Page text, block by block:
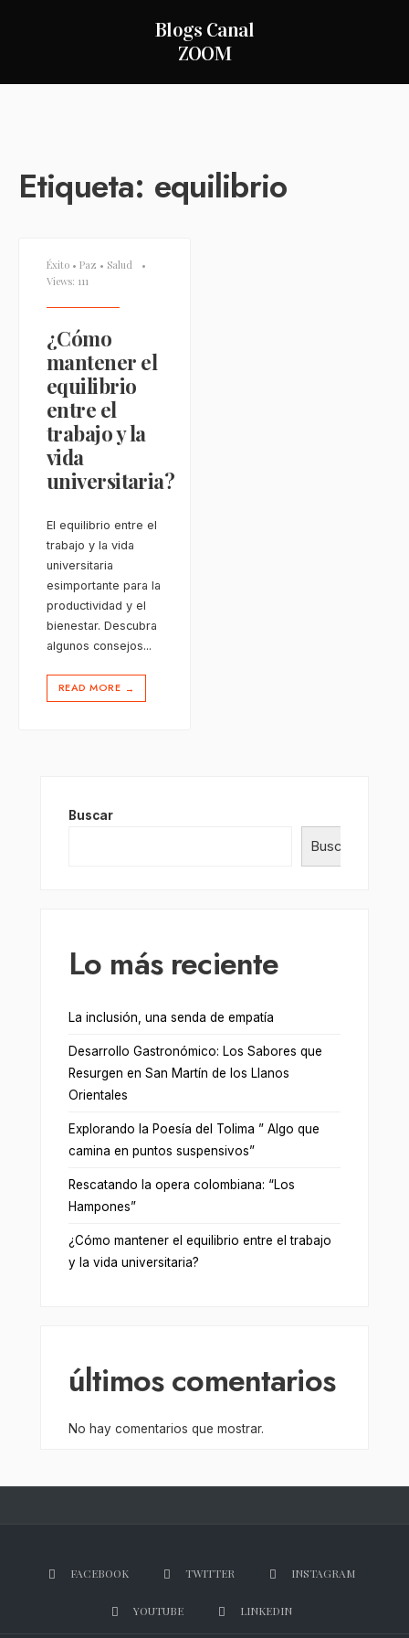
Blogs Canal
ZOOM
Etiqueta: equilibrio
Éxito • Paz • Salud
•
Views: 111
¿Cómo
mantener el
equilibrio
entre el
trabajo y la
vida
universitaria?
El equilibrio entre el
trabajo y la vida
universitaria
esimportante para la
productividad y el
bienestar. Descubra
algunos consejos...
READ MORE →
Buscar
Buscar
Lo más reciente
La inclusión, una senda de empatía
Desarrollo Gastronómico: Los Sabores que
Resurgen en San Martín de los Llanos
Orientales
Explorando la Poesía del Tolima ” Algo que
camina en puntos suspensivos”
Rescatando la opera colombiana: “Los
Hampones”
¿Cómo mantener el equilibrio entre el trabajo
y la vida universitaria?
últimos comentarios
No hay comentarios que mostrar.
FACEBOOK TWITTER INSTAGRAM
YOUTUBE LINKEDIN